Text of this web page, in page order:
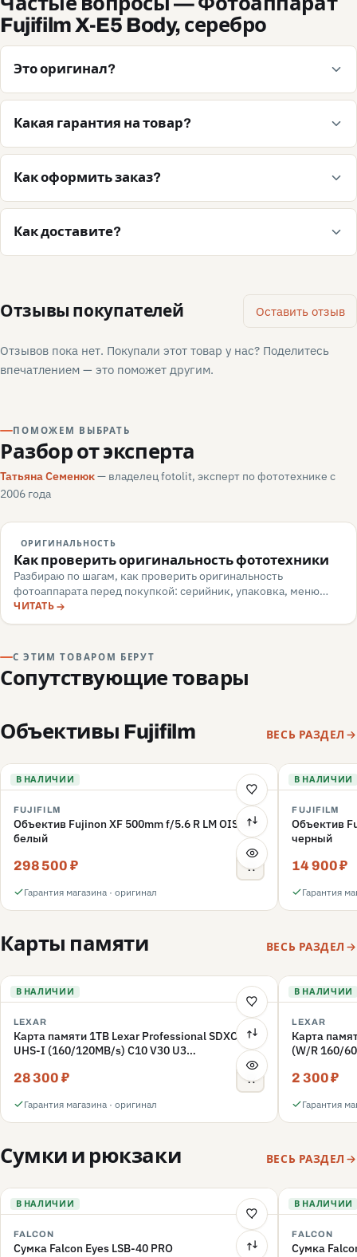
Fujifilm X-E5 Body, серебро
Это оригинал?
Какая гарантия на товар?
Как оформить заказ?
Как доставите?
Отзывы покупателей Оставить отзыв
Отзывов пока нет. Покупали этот товар у нас? Поделитесь
впечатлением — это поможет другим.
ПОМОЖЕМ ВЫБРАТЬ
Разбор от эксперта
Татьяна Семенюк— владелец fotolit, эксперт по фототехнике с
2006 года
ОРИГИНАЛЬНОСТЬ
Как проверить оригинальность фототехники
Разбираю по шагам, как проверить оригинальность
фотоаппарата перед покупкой: серийник, упаковка, меню
камеры, маркировка, документы — и какие красные флаги
говорят о подделке или сером импорте.
ЧИТАТЬ
С ЭТИМ ТОВАРОМ БЕРУТ
Сопутствующие товары
Объективы Fujifilm ВЕСЬ РАЗДЕЛ
В НАЛИЧИИ
FUJIFILM
Объектив Fujinon XF 500mm f/5.6 R LM OIS WR,
белый
298 500 ₽
Гарантия магазина · оригинал
В НАЛИЧИИ
FUJIFILM
Объектив
черный
14 900 ₽
Гарантия
Карты памяти ВЕСЬ РАЗДЕЛ
В НАЛИЧИИ
LEXAR
Карта памяти 1TB Lexar Professional SDXC
UHS-I (160/120MB/s) C10 V30 U3
28 300 ₽
Гарантия магазина · оригинал
В НАЛИЧИИ
LEXAR
Карта
(W/R 160/
2 300 ₽
Гарантия
Сумки и рюкзаки ВЕСЬ РАЗДЕЛ
В НАЛИЧИИ
FALCON
Сумка Falcon Eyes LSB-40 PRO
В НАЛИЧИИ
FALCON
Сумка